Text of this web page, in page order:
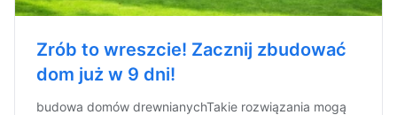
Zrób to wreszcie! Zacznij zbudować
dom już w 9 dni!
budowa domów drewnianychTakie rozwiązania mogą